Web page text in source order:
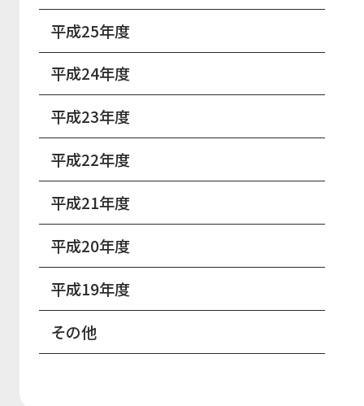
平成25年度
平成24年度
平成23年度
平成22年度
平成21年度
平成20年度
平成19年度
その他